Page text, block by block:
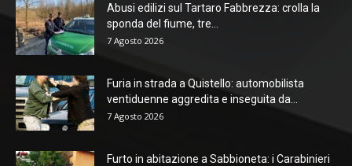
Abusi edilizi sul Tartaro Fabbrezza: crolla la
sponda del fiume, tre...
7 Agosto 2026
Furia in strada a Quistello: automobilista
ventiduenne aggredita e inseguita da...
7 Agosto 2026
Furto in abitazione a Sabbioneta: i Carabinieri